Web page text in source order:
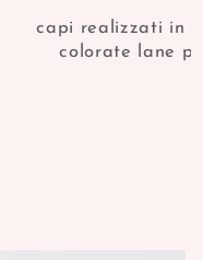
capi realizzati in
colorate lane